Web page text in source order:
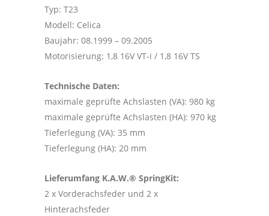
Typ: T23
Modell: Celica
Baujahr: 08.1999 – 09.2005
Motorisierung: 1,8 16V VT-i / 1,8 16V TS
Technische Daten:
maximale geprüfte Achslasten (VA): 980 kg
maximale geprüfte Achslasten (HA): 970 kg
Tieferlegung (VA): 35 mm
Tieferlegung (HA): 20 mm
Lieferumfang K.A.W.® SpringKit:
2 x Vorderachsfeder und 2 x
Hinterachsfeder